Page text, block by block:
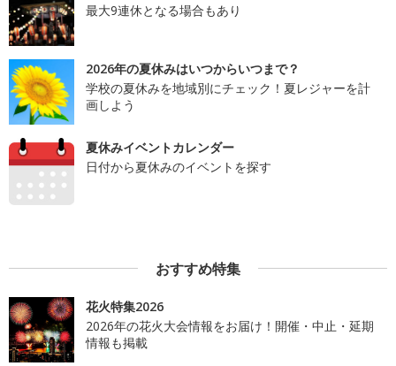
最大9連休となる場合もあり
2026年の夏休みはいつからいつまで？
学校の夏休みを地域別にチェック！夏レジャーを計
画しよう
夏休みイベントカレンダー
日付から夏休みのイベントを探す
おすすめ特集
花火特集2026
2026年の花火大会情報をお届け！開催・中止・延期
情報も掲載